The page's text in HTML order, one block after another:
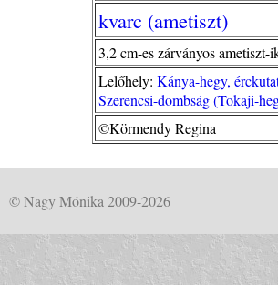
kvarc (ametiszt)
3,2 cm-es zárványos
Lelőhely: Kánya-hegy,
Szerencsi-dombság (Tokaji-
©Körmendy Regina
© Nagy Mónika 2009-2026